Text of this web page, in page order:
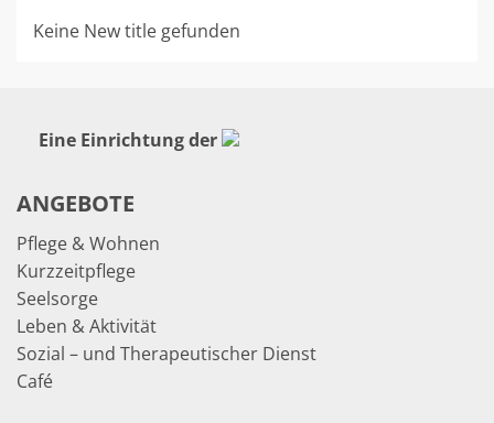
Keine New title gefunden
Eine Einrichtung der
ANGEBOTE
Pflege & Wohnen
Kurzzeitpflege
Seelsorge
Leben & Aktivität
Sozial – und Therapeutischer Dienst
Café